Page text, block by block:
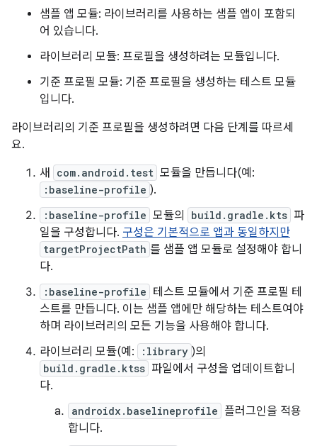
샘플 앱 모듈: 라이브러리를 사용하는 샘플 앱이 포함되
어 있습니다.
라이브러리 모듈: 프로필을 생성하려는 모듈입니다.
기준 프로필 모듈: 기준 프로필을 생성하는 테스트 모듈
입니다.
라이브러리의 기준 프로필을 생성하려면 다음 단계를 따르세
요.
새
com.android.test 모듈을 만듭니다(예:
:baseline-profile ).
:baseline-profile 모듈의 build.gradle.kts 파
일을 구성합니다. 구성은 기본적으로 앱과 동일하지만
targetProjectPath 를 샘플 앱 모듈로 설정해야 합니
다.
:baseline-profile 테스트 모듈에서 기준 프로필 테
스트를 만듭니다. 이는 샘플 앱에만 해당하는 테스트여야
하며 라이브러리의 모든 기능을 사용해야 합니다.
라이브러리 모듈(예:
:library )의
build.gradle.ktss 파일에서 구성을 업데이트합니
다.
androidx.baselineprofile 플러그인을 적용
합니다.